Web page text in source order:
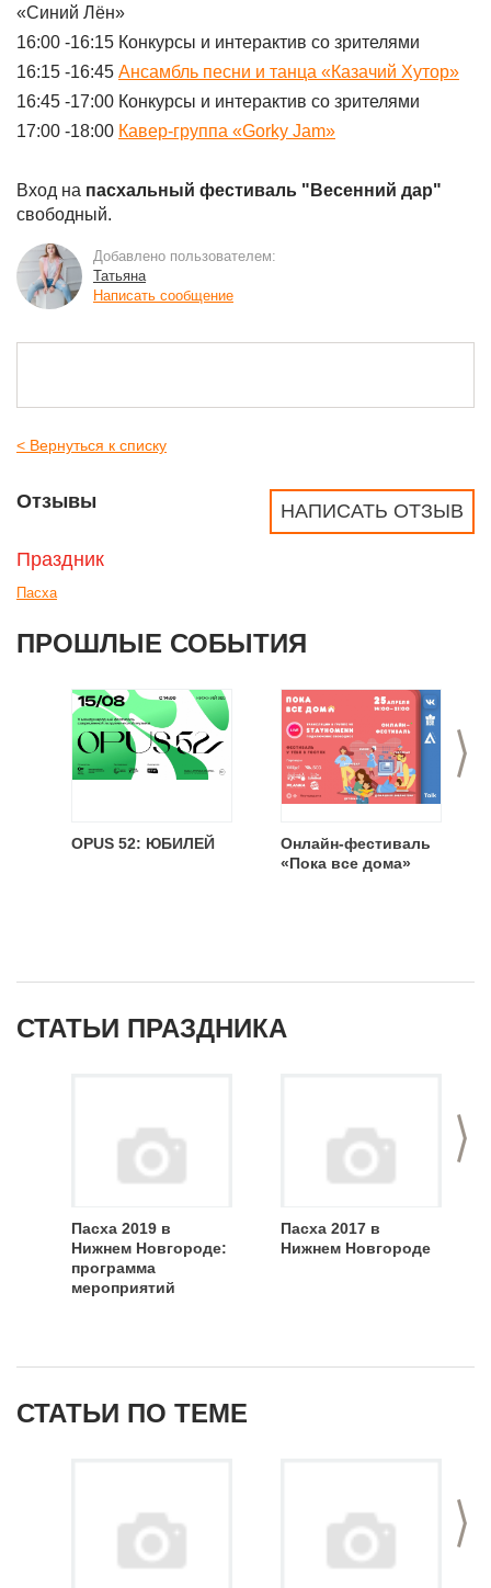
«Синий Лён»
16:00 -16:15 Конкурсы и интерактив со зрителями
16:15 -16:45 Ансамбль песни и танца «Казачий Хутор»
16:45 -17:00 Конкурсы и интерактив со зрителями
17:00 -18:00 Кавер-группа «Gorky Jam»
Вход на пасхальный фестиваль "Весенний дар"
свободный.
Добавлено пользователем:
Татьяна
Написать сообщение
< Вернуться к списку
НАПИСАТЬ ОТЗЫВ
Отзывы
Праздник
Пасха
ПРОШЛЫЕ СОБЫТИЯ
>
OPUS 52: ЮБИЛЕЙ
Онлайн-фестиваль
«Пока все дома»
СТАТЬИ ПРАЗДНИКА
>
Пасха 2019 в
Нижнем Новгороде:
программа
мероприятий
Пасха 2017 в
Нижнем Новгороде
СТАТЬИ ПО ТЕМЕ
>